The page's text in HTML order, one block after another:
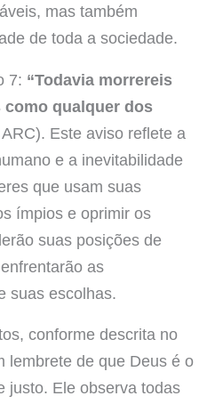
mas também
de toda a sociedade.
7: “Todavia morrereis
qualquer dos
Este aviso reflete a
e a inevitabilidade
que usam suas
ímpios e oprimir os
suas posições de
as
suas escolhas.
conforme descrita no
lembrete de que Deus é o
justo. Ele observa todas